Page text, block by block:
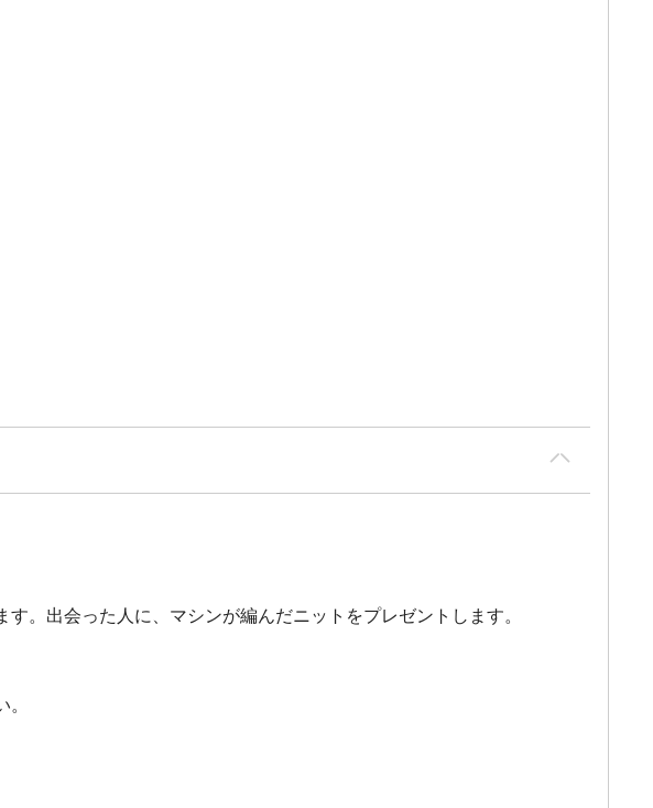
。出会った人に、マシンが編んだニットをプレゼントします。